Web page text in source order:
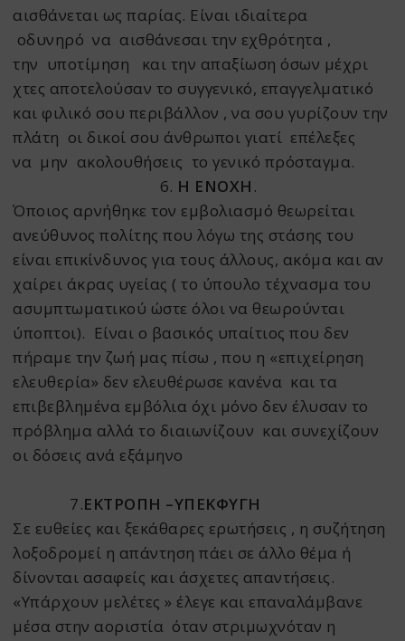
αισθάνεται ως παρίας. Είναι ιδιαίτερα
οδυνηρό να αισθάνεσαι την εχθρότητα ,
την υποτίμηση και την απαξίωση όσων μέχρι
χτες αποτελούσαν το συγγενικό, επαγγελματικό
και φιλικό σου περιβάλλον , να σου γυρίζουν την
πλάτη οι δικοί σου άνθρωποι γιατί επέλεξες
να μην ακολουθήσεις το γενικό πρόσταγμα.
6. Η ΕΝΟΧΗ .
Όποιος αρνήθηκε τον εμβολιασμό θεωρείται
ανεύθυνος πολίτης που λόγω της στάσης του
είναι επικίνδυνος για τους άλλους, ακόμα και αν
χαίρει άκρας υγείας ( το ύπουλο τέχνασμα του
ασυμπτωματικού ώστε όλοι να θεωρούνται
ύποπτοι). Είναι ο βασικός υπαίτιος που δεν
πήραμε την ζωή μας πίσω , που η «επιχείρηση
ελευθερία» δεν ελευθέρωσε κανένα και τα
επιβεβλημένα εμβόλια όχι μόνο δεν έλυσαν το
πρόβλημα αλλά το διαιωνίζουν και συνεχίζουν
οι δόσεις ανά εξάμηνο
7.ΕΚΤΡΟΠΗ –ΥΠΕΚΦΥΓΗ
Σε ευθείες και ξεκάθαρες ερωτήσεις , η συζήτηση
λοξοδρομεί η απάντηση πάει σε άλλο θέμα ή
δίνονται ασαφείς και άσχετες απαντήσεις.
«Υπάρχουν μελέτες » έλεγε και επαναλάμβανε
μέσα στην αοριστία όταν στριμωχνόταν η